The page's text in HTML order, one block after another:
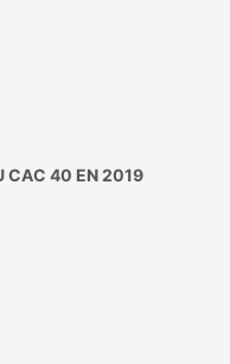
CAC 40 EN 2019